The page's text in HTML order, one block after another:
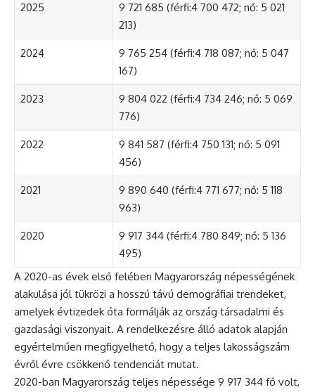
2025
9 721 685 (férfi:4 700 472; nő: 5 021
213)
2024
9 765 254 (férfi:4 718 087; nő: 5 047
167)
2023
9 804 022 (férfi:4 734 246; nő: 5 069
776)
2022
9 841 587 (férfi:4 750 131; nő: 5 091
456)
2021
9 890 640 (férfi:4 771 677; nő: 5 118
963)
2020
9 917 344 (férfi:4 780 849; nő: 5 136
495)
A 2020-as évek első felében Magyarország népességének
alakulása jól tükrözi a hosszú távú demográfiai trendeket,
amelyek évtizedek óta formálják az ország társadalmi és
gazdasági viszonyait. A rendelkezésre álló adatok alapján
egyértelműen megfigyelhető, hogy a teljes lakosságszám
évről évre csökkenő tendenciát mutat.
2020-ban Magyarország teljes népessége 9 917 344 fő volt,